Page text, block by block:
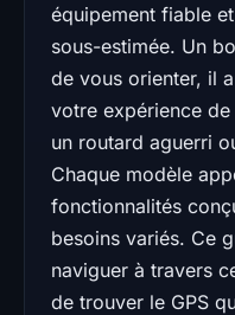
équipement fiable
sous-estimée. Un
de vous orienter, il
votre expérience
un routard aguerri
Chaque modèle
fonctionnalités
besoins variés. Ce
naviguer à travers
de trouver le GPS